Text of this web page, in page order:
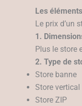
Les
Le prix d’un
1.
Plus le store
2. Type de
Store banne
Store vertical
Store ZIP